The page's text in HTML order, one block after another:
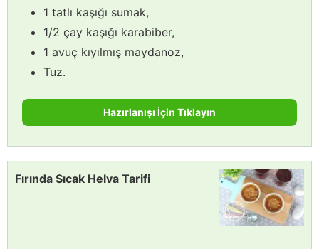
1 tatlı kaşığı sumak,
1/2 çay kaşığı karabiber,
1 avuç kıyılmış maydanoz,
Tuz.
Hazırlanışı İçin Tıklayın
Fırında Sıcak Helva Tarifi